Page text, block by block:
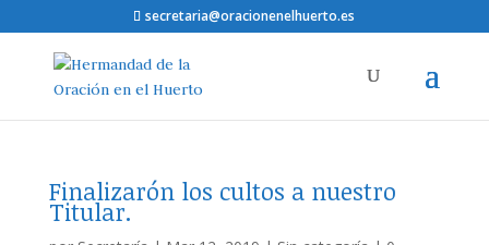
secretaria@oracionenelhuerto.es
Finalizarón los cultos a nuestro
Titular.